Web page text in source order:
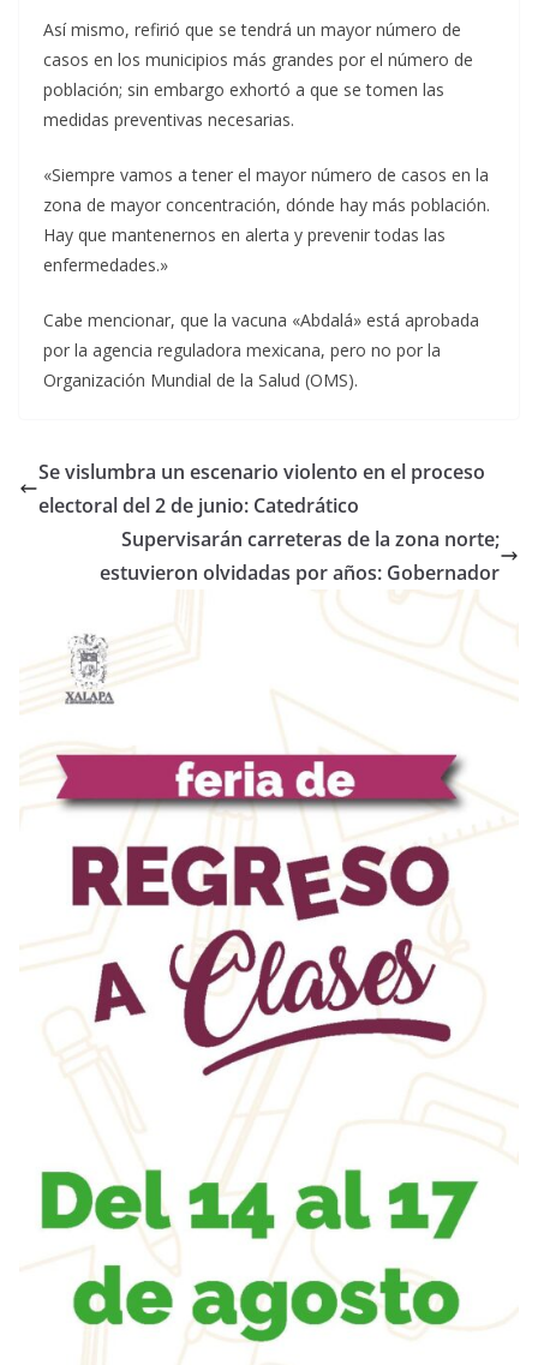
Así mismo, refirió que se tendrá un mayor número de
casos en los municipios más grandes por el número de
población; sin embargo exhortó a que se tomen las
medidas preventivas necesarias.
«Siempre vamos a tener el mayor número de casos en la
zona de mayor concentración, dónde hay más población.
Hay que mantenernos en alerta y prevenir todas las
enfermedades.»
Cabe mencionar, que la vacuna «Abdalá» está aprobada
por la agencia reguladora mexicana, pero no por la
Organización Mundial de la Salud (OMS).
Se vislumbra un escenario violento en el proceso
electoral del 2 de junio: Catedrático
Supervisarán carreteras de la zona norte;
estuvieron olvidadas por años: Gobernador